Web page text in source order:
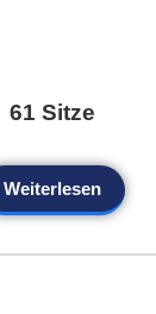
61 Sitze
Weiterlesen